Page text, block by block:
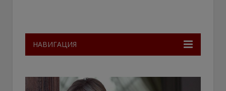
НАВИГАЦИЯ